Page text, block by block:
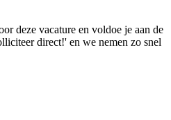
deze vacature en voldoe je aan de
direct!' en we nemen zo snel